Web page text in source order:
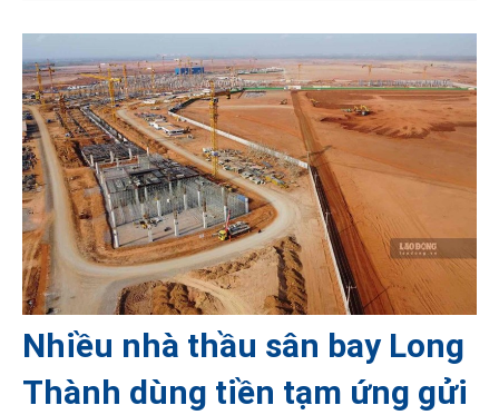
Nhiều nhà thầu sân bay Long
Thành dùng tiền tạm ứng gửi